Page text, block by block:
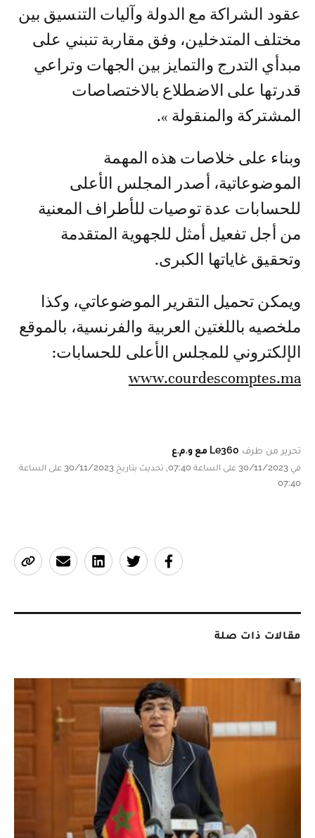
عقود الشراكة مع الدولة وآليات التنسيق بين
مختلف المتدخلين، وفق مقاربة تنبني على
مبدأي التدرج والتمايز بين الجهات وتراعي
قدرتها على الاضطلاع بالاختصاصات
المشتركة والمنقولة ».
وبناء على خلاصات هذه المهمة
الموضوعاتية، أصدر المجلس الأعلى
للحسابات عدة توصيات للأطراف المعنية
من أجل تفعيل أمثل للجهوية المتقدمة
وتحقيق غاياتها الكبرى.
ويمكن تحميل التقرير الموضوعاتي، وكذا
ملخصيه باللغتين العربية والفرنسية، بالموقع
الإلكتروني للمجلس الأعلى للحسابات:
www.courdescomptes.ma
تحرير من طرف Le360 مع و.م.ع
في 30/11/2023 على الساعة 07:40, تحديث بتاريخ 30/11/2023 على الساعة
07:40
مقالات ذات صلة